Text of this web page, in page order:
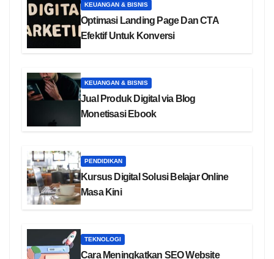
KEUANGAN & BISNIS
Optimasi Landing Page Dan CTA
Efektif Untuk Konversi
KEUANGAN & BISNIS
Jual Produk Digital via Blog
Monetisasi Ebook
PENDIDIKAN
Kursus Digital Solusi Belajar Online
Masa Kini
TEKNOLOGI
Cara Meningkatkan SEO Website